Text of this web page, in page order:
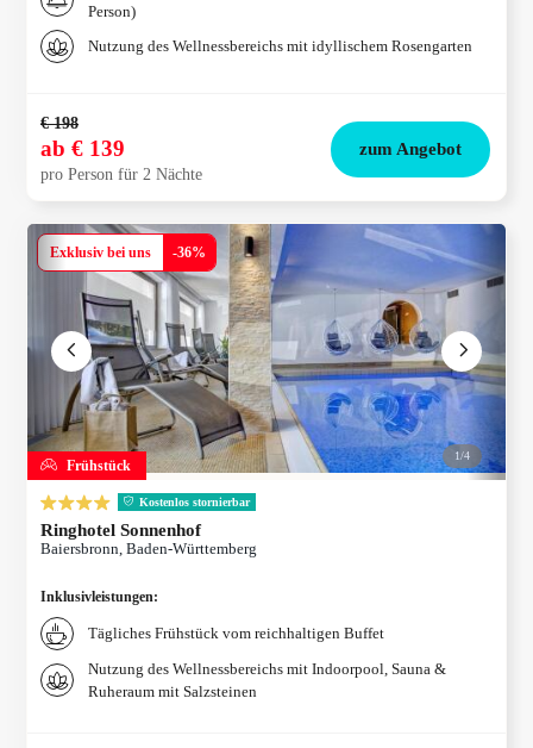
Person)
Nutzung des Wellnessbereichs mit idyllischem Rosengarten
€ 198
ab € 139
pro Person für 2 Nächte
zum Angebot
Frühstück
Exklusiv bei uns -36%
1/4
Kostenlos stornierbar
Ringhotel Sonnenhof
Baiersbronn, Baden-Württemberg
Inklusivleistungen:
Tägliches Frühstück vom reichhaltigen Buffet
Nutzung des Wellnessbereichs mit Indoorpool, Sauna &
Ruheraum mit Salzsteinen